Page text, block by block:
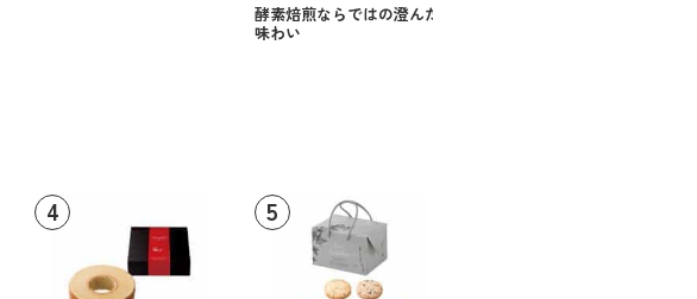
酵素焙煎ならではの澄んだ
味わい